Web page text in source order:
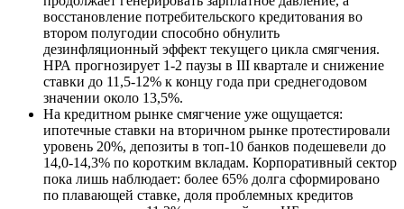
восстановление потребительского кредитования во
втором полугодии способно обнулить
дезинфляционный эффект текущего цикла смягчения.
НРА прогнозирует 1-2 паузы в III квартале и снижение
ставки до 11,5-12% к концу года при среднегодовом
значении около 13,5%.
На кредитном рынке смягчение уже ощущается:
ипотечные ставки на вторичном рынке протестировали
уровень 20%, депозиты в топ-10 банков подешевели до
14,0-14,3% по коротким вкладам. Корпоративный сектор
пока лишь наблюдает: более 65% долга сформировано
по плавающей ставке, доля проблемных кредитов